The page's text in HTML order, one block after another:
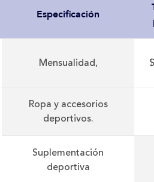
Especificación
Mensualidad,
Ropa y accesorios
deportivos.
Suplementación
deportiva